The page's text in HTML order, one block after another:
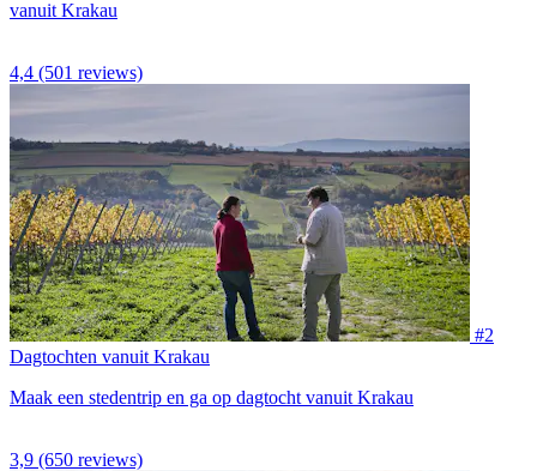
vanuit Krakau
4,4 (501 reviews)
#2
Dagtochten vanuit Krakau
Maak een stedentrip en ga op dagtocht vanuit Krakau
3,9 (650 reviews)